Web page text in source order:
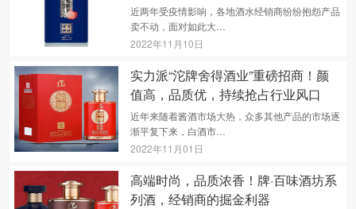
近两年受疫情影响，各地酒水经销商纷纷抱怨产品
卖不动，面对如此大…
2022年11月10日
实力派“沱牌舍得酒业”重磅招商！颜
值高，品质优，持续抢占行业风口
近年来随着酱酒市场大热，众多其他产品的市场逐
渐平复下来，白酒市…
2022年11月01日
高端时尚，品质浓香！牌·百味酒坊系
列酒，经销商的掘金利器